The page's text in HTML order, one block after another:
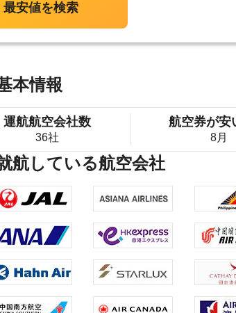
最安値を検索
本情報
運航航空会社数
36社
航空券が安
8月
航している航空会社